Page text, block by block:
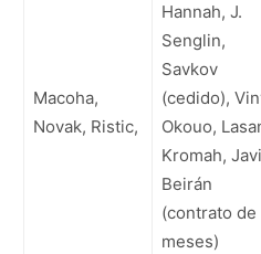
Macoha,
Novak, Ristic,
Hannah, J.
Senglin,
Savkov
(cedido),
Okouo,
Kromah, Javi
Beirán
(contrato de
meses)